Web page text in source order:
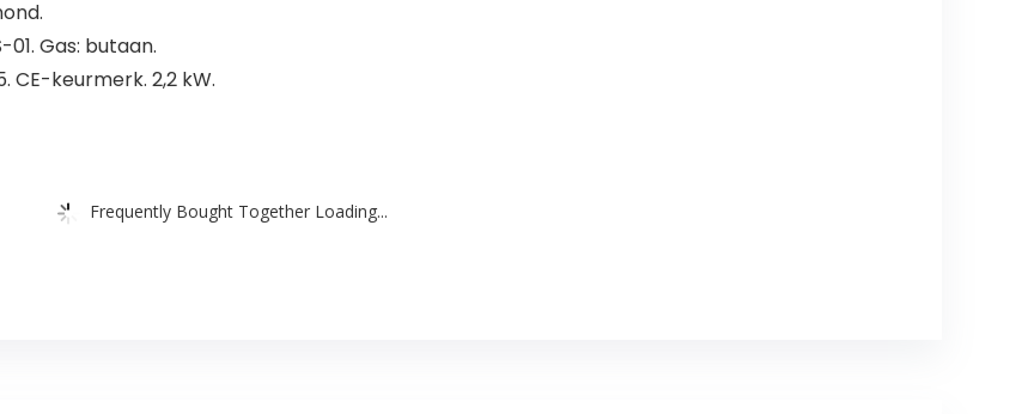
01. Gas: butaan.
CE-keurmerk. 2,2 kW.
Frequently Bought Together Loading...